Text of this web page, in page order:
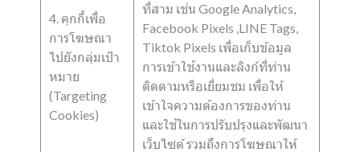
4. คุกกี้เพื่อ
การโฆษณา
ไปยังกลุ่มเป้า
หมาย
(Targeting
Cookies)
ที่สาม เช่น Google Analytics,
Facebook Pixels ,LINE Tags,
Tiktok Pixels เพื่อเก็บข้อมูล
การเข้าใช้งานและลิงก์ที่ท่าน
ติดตามหรือเยี่ยมชม เพื่อให้
เข้าใจความต้องการของท่าน
และใช้ในการปรับปรุงและพัฒนา
เว็บไซต์ รวมถึงการโฆษณาให้